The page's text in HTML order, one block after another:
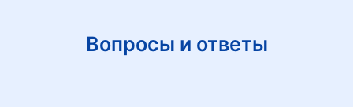
Вопросы и ответы